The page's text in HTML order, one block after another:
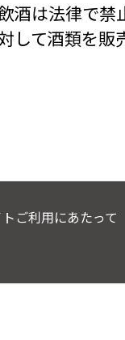
酒は法律で禁
して酒類を販
ご利用にあたって